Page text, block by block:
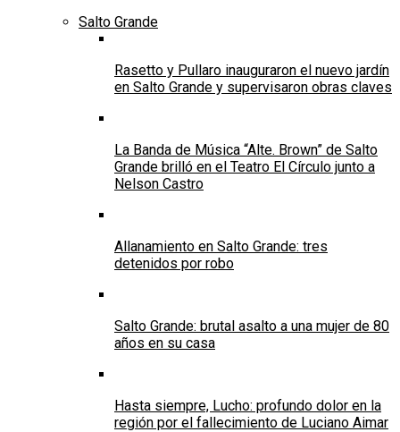
Salto Grande
Rasetto y Pullaro inauguraron el nuevo jardín
en Salto Grande y supervisaron obras claves
La Banda de Música “Alte. Brown” de Salto
Grande brilló en el Teatro El Círculo junto a
Nelson Castro
Allanamiento en Salto Grande: tres
detenidos por robo
Salto Grande: brutal asalto a una mujer de 80
años en su casa
Hasta siempre, Lucho: profundo dolor en la
región por el fallecimiento de Luciano Aimar